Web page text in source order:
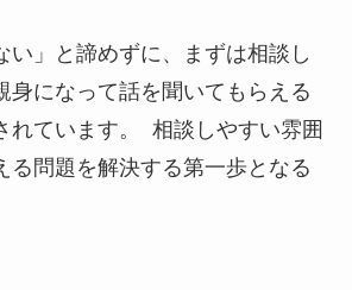
い」と諦めずに、まずは相談し
身になって話を聞いてもらえる
れています。 相談しやすい雰囲
る問題を解決する第一歩となる